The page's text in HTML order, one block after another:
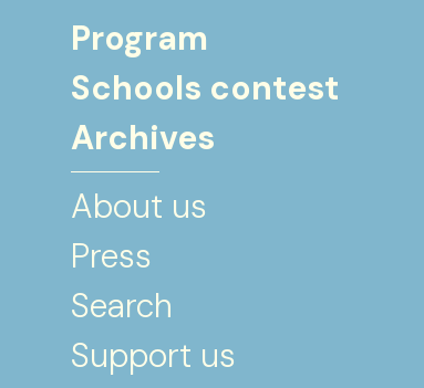
Program
Schools contest
Archives
About us
Press
Search
Support us